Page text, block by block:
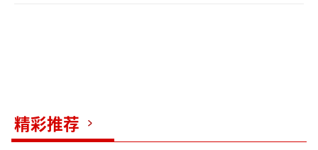
精彩推荐